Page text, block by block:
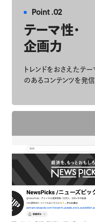
Point .02
テーマ性・
企画力
トレンドをおさえたテ
のあるコンテンツを発信